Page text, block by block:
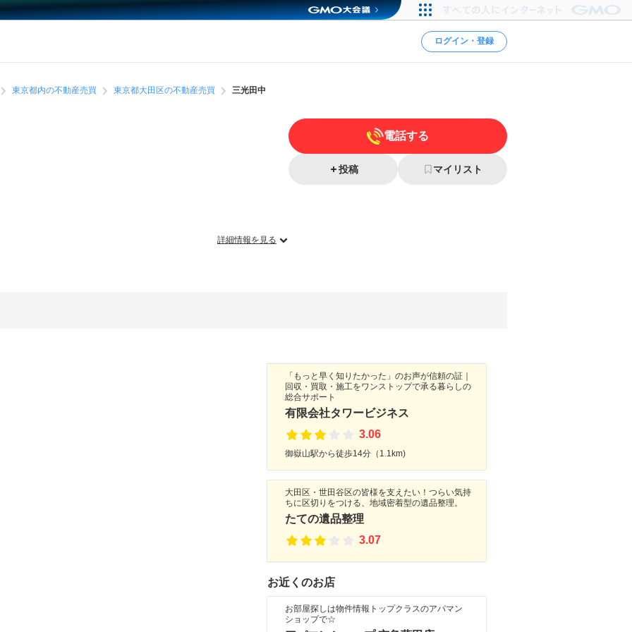
ログイン・登録
東京都内の不動産売買 東京都大田区の不動産売買 三光田中
詳細情報を見る
電話する
投稿 マイリスト
「もっと早く知りたかった」のお声が信頼の証｜
回収・買取・施工をワンストップで承る暮らしの
総合サポート
有限会社タワービジネス
3.06
御嶽山駅から徒歩14分（1.1km)
大田区・世田谷区の皆様を支えたい！つらい気持
ちに区切りをつける、地域密着型の遺品整理。
たての遺品整理
3.07
お近くのお店
お部屋探しは物件情報トップクラスのアパマン
ショップで☆